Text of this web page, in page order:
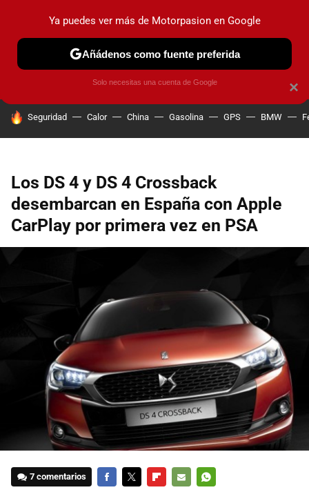
PRUEBAS COCHES ELÉCTRICOS OBSERVATORIO
HOY SE HABLA DE
Seguridad Calor China Gasolina GPS BMW
Los DS 4 y DS 4 Crossback
desembarcan en España con Apple
CarPlay por primera vez en PSA
7 comentarios
×
Ya puedes ver más de Motorpasion en Google
Añádenos como fuente preferida
Solo necesitas una cuenta de Google